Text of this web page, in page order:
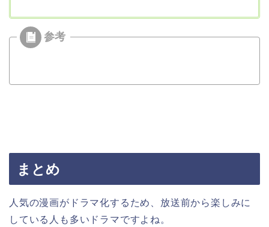
まとめ
人気の漫画がドラマ化するため、放送前から楽しみに
している人も多いドラマですよね。